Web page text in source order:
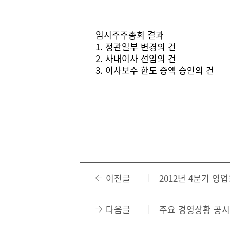
임시주주총회 결과
1. 정관일부 변경의 건
2. 사내이사 선임의 건
3. 이사보수 한도 증액 승인의 건
이전글 2012년 4분기 영
다음글 주요 경영상황 공시